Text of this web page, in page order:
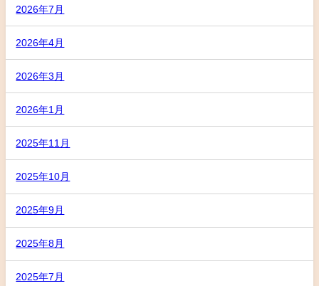
2026年7月
2026年4月
2026年3月
2026年1月
2025年11月
2025年10月
2025年9月
2025年8月
2025年7月